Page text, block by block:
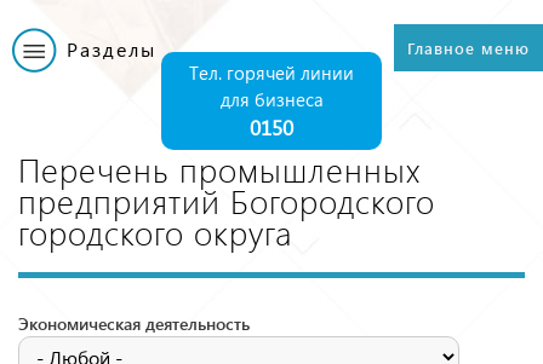
содержанию
Главное меню Главное меню
Разделы
Тел. горячей линии
для бизнеса
0150
Перечень промышленных
предприятий Богородского
городского округа
Экономическая деятельность